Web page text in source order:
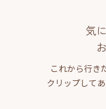
気
これから行き
クリップして